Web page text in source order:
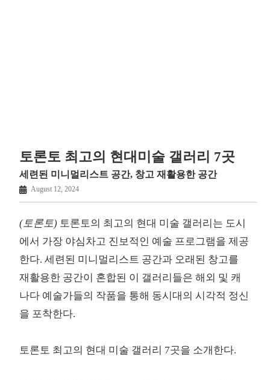
토론토 최고의 현대미술 갤러리 7곳
세련된 미니멀리스트 공간, 창고 재활용한 공간
August 12, 2024
(토론토) 토론토의 최고의 현대 미술 갤러리는 도시
에서 가장 야심차고 진보적인 예술 프로그램을 제공
한다. 세련된 미니멀리스트 공간과 오래된 창고를
재활용한 공간이 혼합된 이 갤러리들은 해외 및 캐
나다 예술가들의 작품을 통해 동시대의 시각적 정신
을 포착한다.
토론토 최고의 현대 미술 갤러리 7곳을 소개한다.